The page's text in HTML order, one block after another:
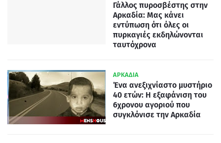
Γάλλος πυροσβέστης στην
Αρκαδία: Μας κάνει
εντύπωση ότι όλες οι
πυρκαγιές εκδηλώνονται
ταυτόχρονα
ΑΡΚΑΔΙΑ
Ένα ανεξιχνίαστο μυστήριο
40 ετών: Η εξαφάνιση του
6χρονου αγοριού που
συγκλόνισε την Αρκαδία